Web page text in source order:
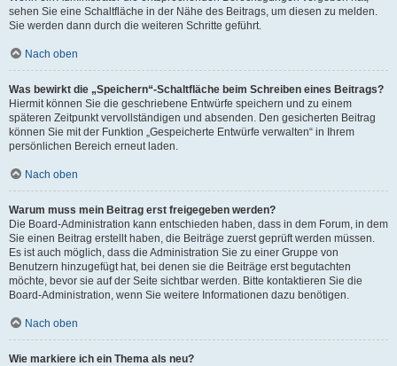
sehen Sie eine Schaltfläche in der Nähe des Beitrags, um diesen zu melden.
Sie werden dann durch die weiteren Schritte geführt.
Nach oben
Was bewirkt die „Speichern“-Schaltfläche beim Schreiben eines Beitrags?
Hiermit können Sie die geschriebene Entwürfe speichern und zu einem
späteren Zeitpunkt vervollständigen und absenden. Den gesicherten Beitrag
können Sie mit der Funktion „Gespeicherte Entwürfe verwalten“ in Ihrem
persönlichen Bereich erneut laden.
Nach oben
Warum muss mein Beitrag erst freigegeben werden?
Die Board-Administration kann entschieden haben, dass in dem Forum, in dem
Sie einen Beitrag erstellt haben, die Beiträge zuerst geprüft werden müssen.
Es ist auch möglich, dass die Administration Sie zu einer Gruppe von
Benutzern hinzugefügt hat, bei denen sie die Beiträge erst begutachten
möchte, bevor sie auf der Seite sichtbar werden. Bitte kontaktieren Sie die
Board-Administration, wenn Sie weitere Informationen dazu benötigen.
Nach oben
Wie markiere ich ein Thema als neu?